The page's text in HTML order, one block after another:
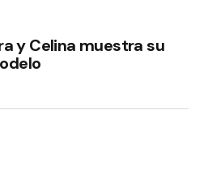
y Celina muestra su